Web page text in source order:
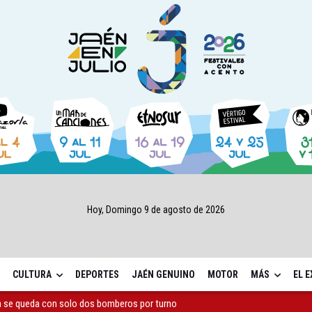
Hoy, Domingo 9 de agosto de 2026
CULTURA DEPORTES JAÉN GENUINO MOTOR MÁS EL
se queda con solo dos bomberos por turno